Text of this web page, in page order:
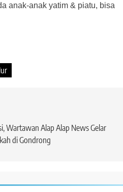
anak-anak yatim & piatu, bisa
Wartawan Alap Alap News Gelar
di Gondrong